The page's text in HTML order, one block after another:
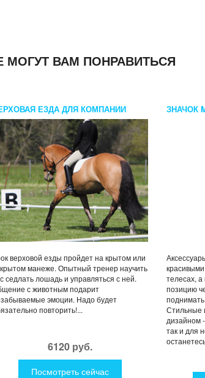
ВАМ ПОНРАВИТЬСЯ
ЕЗДА ДЛЯ КОМПАНИИ
верховой езды пройдет на крытом или
манеже. Опытный тренер научить
седлать лошадь и управляться с ней.
с животным подарит
эмоции. Надо будет
повторить!...
6120 руб.
Посмотреть сейчас
ЗНАЧОК
телесах,
позицию
Стильные
дизайном
так и для